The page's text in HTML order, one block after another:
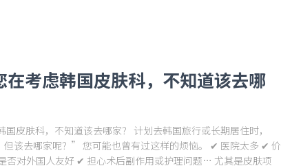
考虑韩国皮肤科，不知道该去哪
皮肤科，不知道该去哪家？ 计划去韩国旅行或长期居住时，
但该去哪家呢？” 您可能也曾有过这样的烦恼。 ✔ 医院太多 ✔ 价
否对外国人友好 ✔ 担心术后副作用或护理问题… 尤其是皮肤项